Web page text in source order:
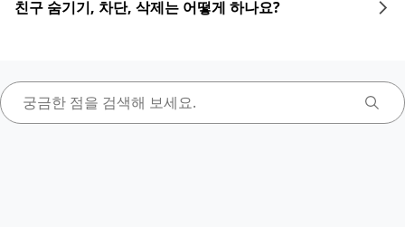
친구 숨기기, 차단, 삭제는 어떻게 하나요?